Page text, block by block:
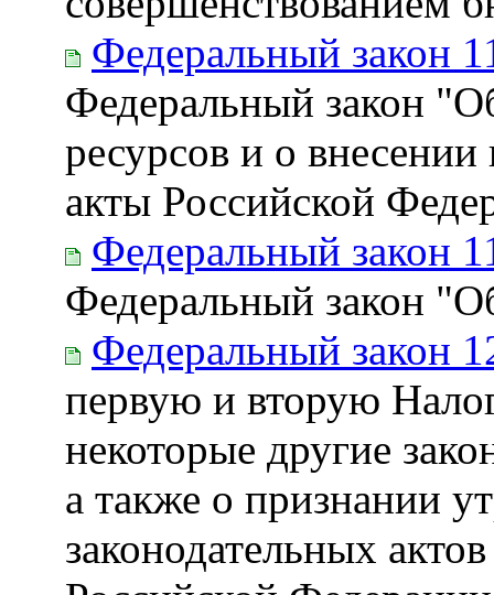
Федеральный закон
Федеральный закон
ресурсов и о
акты Российской
Федеральный закон
Федеральный закон
Федеральный закон
первую и вторую
некоторые другие
а также о признании
законодательных